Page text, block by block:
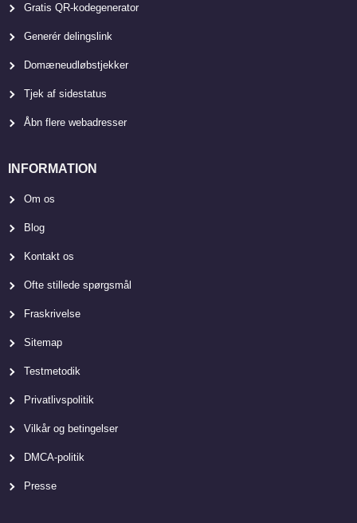
Gratis QR-kodegenerator
Generér delingslink
Domæneudløbstjekker
Tjek af sidestatus
Åbn flere webadresser
INFORMATION
Om os
Blog
Kontakt os
Ofte stillede spørgsmål
Fraskrivelse
Sitemap
Testmetodik
Privatlivspolitik
Vilkår og betingelser
DMCA-politik
Presse